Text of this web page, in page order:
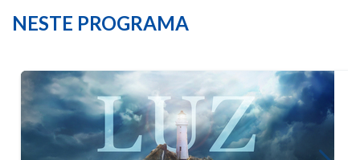
NESTE PROGRAMA